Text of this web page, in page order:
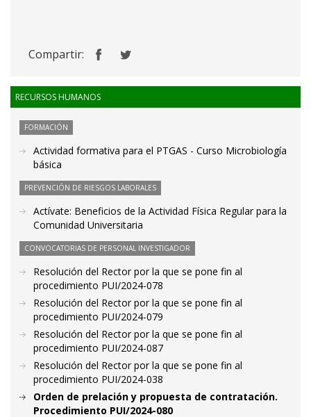
Compartir:
RECURSOS HUMANOS
FORMACIÓN
Actividad formativa para el PTGAS - Curso Microbiología
básica
PREVENCIÓN DE RIESGOS LABORALES
Actívate: Beneficios de la Actividad Física Regular para la
Comunidad Universitaria
CONVOCATORIAS DE PERSONAL INVESTIGADOR
Resolución del Rector por la que se pone fin al
procedimiento PUI/2024-078
Resolución del Rector por la que se pone fin al
procedimiento PUI/2024-079
Resolución del Rector por la que se pone fin al
procedimiento PUI/2024-087
Resolución del Rector por la que se pone fin al
procedimiento PUI/2024-038
Orden de prelación y propuesta de contratación.
Procedimiento PUI/2024-080